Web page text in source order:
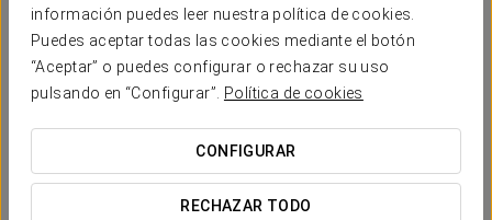
información puedes leer nuestra política de cookies.
Puedes aceptar todas las cookies mediante el botón
“Aceptar” o puedes configurar o rechazar su uso
pulsando en “Configurar”.
Política de cookies
CONFIGURAR
RECHAZAR TODO
15 €
Saborea la tradición
Disfruta de tu escapada a Ávila saboreando la tradición con
cava para brindar por los pequeños placeres de la vida.
¡Haz que tu estancia sea aún más especial con esta